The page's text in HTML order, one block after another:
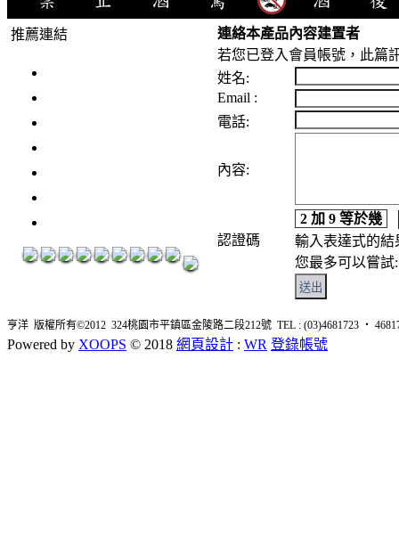
推薦連結
連絡本產品內容建置者
若您已登入會員帳號，此篇
姓名:
Email :
電話:
內容:
認證碼
2 加 9 等於幾
輸入表達式的結
您最多可以嘗試
亨洋 版權所有©2012 324桃園市平鎮區金陵路二段212號 TEL : (03)4681723 ‧
Powered by XOOPS © 2018 網頁設計 : WR 登錄帳號